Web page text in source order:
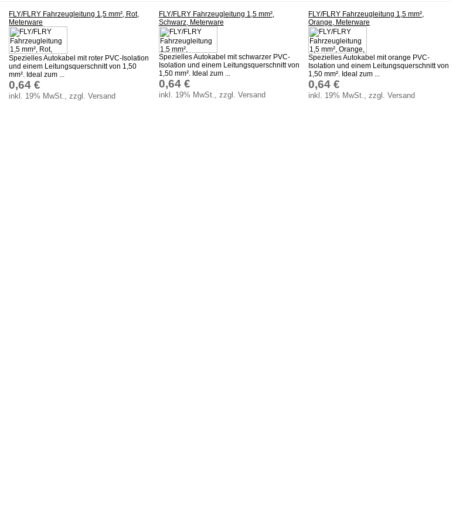
FLY/FLRY Fahrzeugleitung 1,5 mm², Rot,
Meterware
Spezielles Autokabel mit roter PVC-Isolation
und einem Leitungsquerschnitt von 1,50
mm². Ideal zum ...
0,64 €
inkl. 19% MwSt., zzgl. Versand
FLY/FLRY Fahrzeugleitung 1,5 mm²,
Schwarz, Meterware
Spezielles Autokabel mit schwarzer PVC-
Isolation und einem Leitungsquerschnitt von
1,50 mm². Ideal zum ...
0,64 €
inkl. 19% MwSt., zzgl. Versand
FLY/FLRY Fahrzeugleitung 1,5 mm²,
Orange, Meterware
Spezielles Autokabel mit orange PVC-
Isolation und einem Leitungsquerschnitt von
1,50 mm². Ideal zum ...
0,64 €
inkl. 19% MwSt., zzgl. Versand